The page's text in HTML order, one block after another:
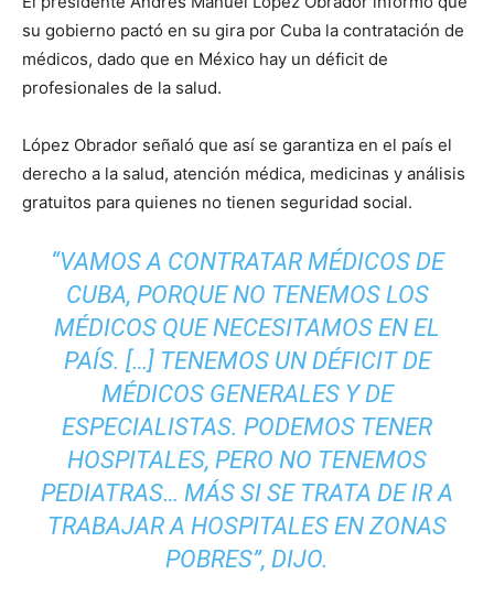
su gobierno pactó en su gira por Cuba la contratación de
médicos, dado que en México hay un déficit de
profesionales de la salud.
López Obrador señaló que así se garantiza en el país el
derecho a la salud, atención médica, medicinas y análisis
gratuitos para quienes no tienen seguridad social.
“VAMOS A CONTRATAR MÉDICOS DE
CUBA, PORQUE NO TENEMOS LOS
MÉDICOS QUE NECESITAMOS EN EL
PAÍS. […] TENEMOS UN DÉFICIT DE
MÉDICOS GENERALES Y DE
ESPECIALISTAS. PODEMOS TENER
HOSPITALES, PERO NO TENEMOS
PEDIATRAS… MÁS SI SE TRATA DE IR A
TRABAJAR A HOSPITALES EN ZONAS
POBRES”, DIJO.